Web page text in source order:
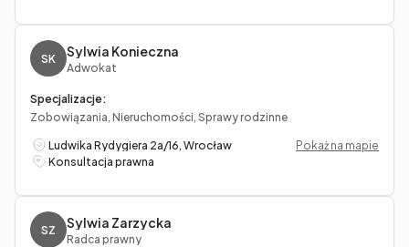
SK Sylwia Konieczna
Adwokat
Specjalizacje:
Zobowiązania, Nieruchomości, Sprawy rodzinne
Ludwika Rydygiera 2a/16, Wrocław
Pokaż na mapie
Konsultacja prawna
SZ Sylwia Zarzycka
Radca prawny